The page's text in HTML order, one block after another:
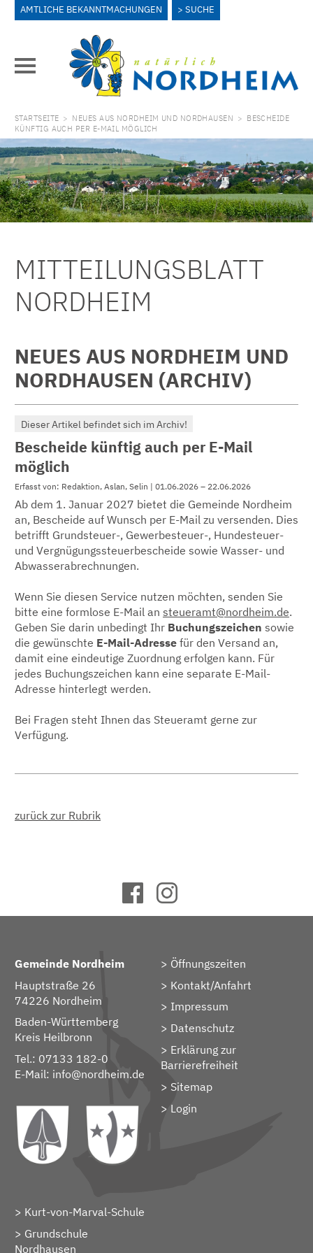
AMTLICHE BEKANNTMACHUNGEN SUCHE
STARTSEITE > NEUES AUS NORDHEIM UND NORDHAUSEN > BESCHEIDE
KÜNFTIG AUCH PER E-MAIL MÖGLICH
MITTEILUNGSBLATT
NORDHEIM
NEUES AUS NORDHEIM UND
NORDHAUSEN (ARCHIV)
Dieser Artikel befindet sich im Archiv!
Bescheide künftig auch per E-Mail
möglich
Erfasst von: Redaktion, Aslan, Selin | 01.06.2026 – 22.06.2026
Ab dem 1. Januar 2027 bietet die Gemeinde Nordheim
an, Bescheide auf Wunsch per E-Mail zu versenden. Dies
betrifft Grundsteuer-, Gewerbesteuer-, Hundesteuer-
und Vergnügungssteuerbescheide sowie Wasser- und
Abwasserabrechnungen.
Wenn Sie diesen Service nutzen möchten, senden Sie
bitte eine formlose E-Mail an steueramt@nordheim.de.
Geben Sie darin unbedingt Ihr Buchungszeichen sowie
die gewünschte E-Mail-Adresse für den Versand an,
damit eine eindeutige Zuordnung erfolgen kann. Für
jedes Buchungszeichen kann eine separate E-Mail-
Adresse hinterlegt werden.
Bei Fragen steht Ihnen das Steueramt gerne zur
Verfügung.
zurück zur Rubrik
Gemeinde Nordheim
Hauptstraße 26
74226 Nordheim
Baden-Württemberg
Kreis Heilbronn
Tel.: 07133 182-0
E-Mail: info@nordheim.de
Öffnungszeiten
Kontakt/Anfahrt
Impressum
Datenschutz
Erklärung zur
Barrierefreiheit
Sitemap
> Login
Kurt-von-Marval-Schule
Grundschule
Nordhausen